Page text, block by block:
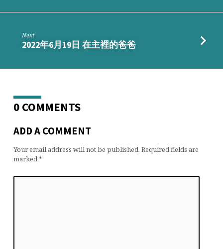
Next
2022年6月19日 在主裡的爸爸
0 COMMENTS
ADD A COMMENT
Your email address will not be published. Required fields are
marked*